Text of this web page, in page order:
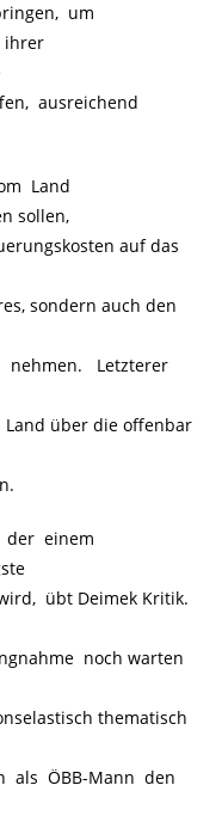
um
ihrer
ausreichend
Land
sollen,
auf das
sondern auch den
Letzterer
über die offenbar
der einem
übt Deimek Kritik.
noch warten
thematisch
als ÖBB-Mann den